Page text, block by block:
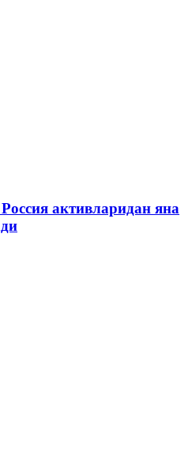
активларидан яна